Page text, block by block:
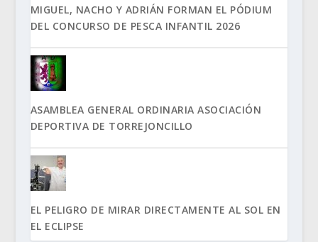
MIGUEL, NACHO Y ADRIÁN FORMAN EL PÓDIUM
DEL CONCURSO DE PESCA INFANTIL 2026
ASAMBLEA GENERAL ORDINARIA ASOCIACIÓN
DEPORTIVA DE TORREJONCILLO
EL PELIGRO DE MIRAR DIRECTAMENTE AL SOL EN
EL ECLIPSE